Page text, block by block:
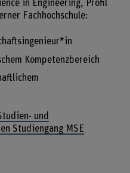
in Engineering, Profil
Fachhochschule:
Kompetenzbereich
und
Studiengang MSE